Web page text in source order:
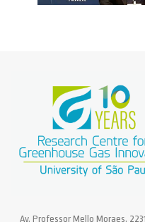
Av. Professor Mello Moraes, 2231